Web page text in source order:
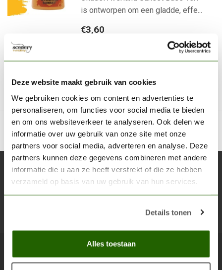
Deze website maakt gebruik van cookies
We gebruiken cookies om content en advertenties te
personaliseren, om functies voor social media te bieden
en om ons websiteverkeer te analyseren. Ook delen we
informatie over uw gebruik van onze site met onze
partners voor social media, adverteren en analyse. Deze
partners kunnen deze gegevens combineren met andere
informatie die u aan ze heeft verstrekt of die ze hebben
verzameld op basis van uw gebruik van hun services.
Details tonen
Alles toestaan
is ontworpen om een gladde, effe...
€3,60
Laat d.m.v. onderstaande knop
product er weer is.
Abonneer je op onze nieuwsbrief
Blijf op de hoogte over onze laatste acties
Scenery Workshop BV